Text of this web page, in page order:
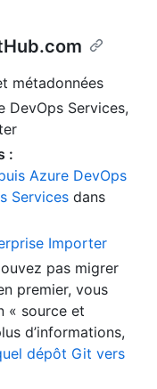
métadonnées
DevOps Services,
:
Azure DevOps
Services dans
Importer
pas migrer
premier, vous
« source et
d’informations,
dépôt Git vers